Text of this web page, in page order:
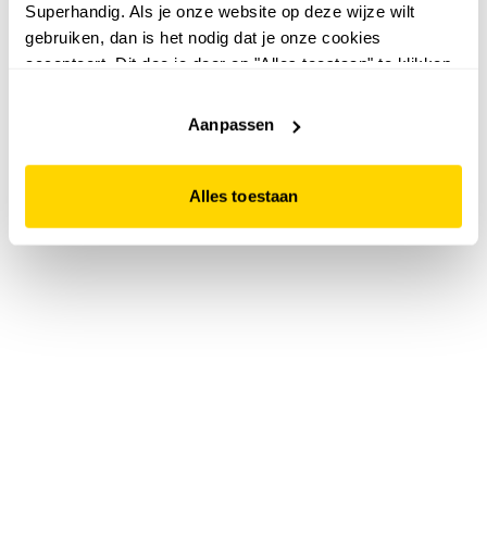
Superhandig. Als je onze website op deze wijze wilt
gebruiken, dan is het nodig dat je onze cookies
accepteert. Dit doe je door op "Alles toestaan" te klikken.
website niet optimaal functioneert.
Aanpassen
Alles toestaan